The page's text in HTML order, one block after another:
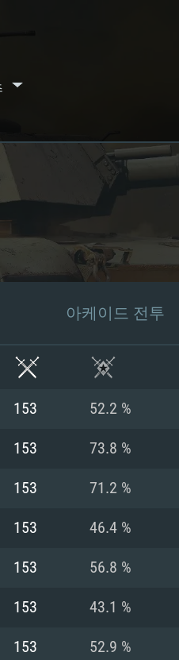
아케이드 전투
153 52.2 %
153 73.8 %
153 71.2 %
153 46.4 %
153 56.8 %
153 43.1 %
153 52.9 %